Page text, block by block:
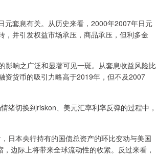
套息有关。从历史来看，2000年2007年日元
并引发权益市场承压，商品承压，但利多金
响之广泛和显著可见一斑。从套息收益风险比
资货币的吸引力略高于2019年，但不及2007
切换到riskon、美元汇率利率反弹的过程中，
本央行持有的国债总资产的环比变动与美国
边际上将带来全球流动性的收紧。反过来看，